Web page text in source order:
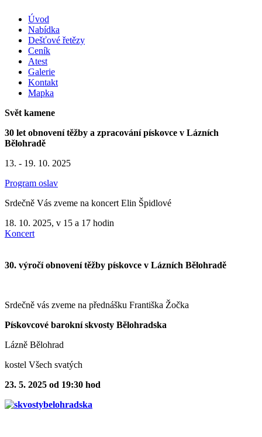
Úvod
Nabídka
Dešťové řetězy
Ceník
Atest
Galerie
Kontakt
Mapka
Svět kamene
30 let obnovení těžby a zpracování pískovce v Lázních
Bělohradě
13. - 19. 10. 2025
Program oslav
Srdečně Vás zveme na koncert Elin Špidlové
18. 10. 2025, v 15 a 17 hodin
Koncert
30. výročí obnovení těžby pískovce v Lázních Bělohradě
Srdečně vás zveme na přednášku Františka Žočka
Pískovcové barokní skvosty Bělohradska
Lázně Bělohrad
kostel Všech svatých
23. 5. 2025 od 19:30 hod